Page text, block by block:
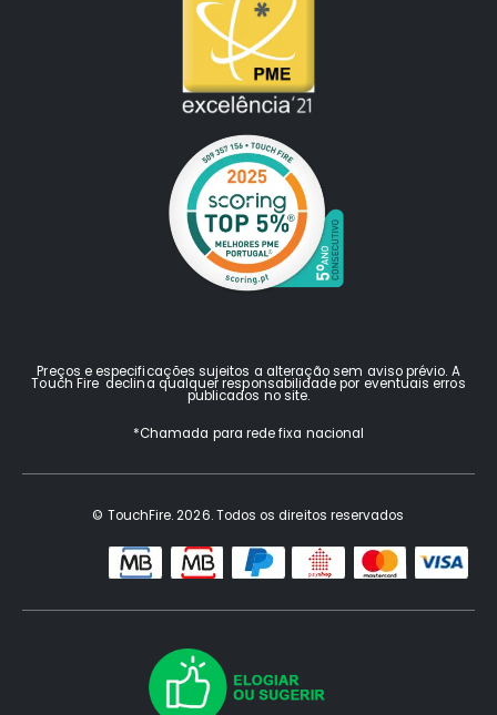
Preços e especificações sujeitos a alteração sem aviso prévio. A
Touch Fire declina qualquer responsabilidade por eventuais erros
publicados no site.
*Chamada para rede fixa nacional
© TouchFire. 2026. Todos os direitos reservados